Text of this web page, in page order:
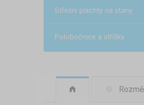
Střešní plachty na stany
Polobočnice a stříšky